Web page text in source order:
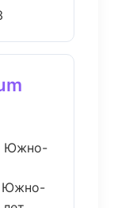
Южно-
Южно-